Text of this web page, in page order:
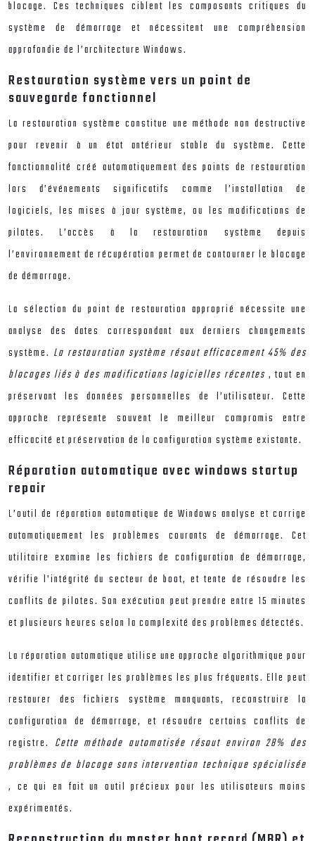
blocage. Ces techniques ciblent les composants critiques du
système de démarrage et nécessitent une compréhension
approfondie de l’architecture Windows.
Restauration système vers un point de
sauvegarde fonctionnel
La restauration système constitue une méthode non destructive
pour revenir à un état antérieur stable du système. Cette
fonctionnalité créé automatiquement des points de restauration
lors d’événements significatifs comme l’installation de
logiciels, les mises à jour système, ou les modifications de
pilotes. L’accès à la restauration système depuis
l’environnement de récupération permet de contourner le blocage
de démarrage.
La sélection du point de restauration approprié nécessite une
analyse des dates correspondant aux derniers changements
système. La restauration système résout efficacement 45% des
blocages liés à des modifications logicielles récentes , tout en
préservant les données personnelles de l’utilisateur. Cette
approche représente souvent le meilleur compromis entre
efficacité et préservation de la configuration système existante.
Réparation automatique avec windows startup
repair
L’outil de réparation automatique de Windows analyse et corrige
automatiquement les problèmes courants de démarrage. Cet
utilitaire examine les fichiers de configuration de démarrage,
vérifie l’intégrité du secteur de boot, et tente de résoudre les
conflits de pilotes. Son exécution peut prendre entre 15 minutes
et plusieurs heures selon la complexité des problèmes détectés.
La réparation automatique utilise une approche algorithmique pour
identifier et corriger les problèmes les plus fréquents. Elle peut
restaurer des fichiers système manquants, reconstruire la
configuration de démarrage, et résoudre certains conflits de
registre. Cette méthode automatisée résout environ 28% des
problèmes de blocage sans intervention technique spécialisée
, ce qui en fait un outil précieux pour les utilisateurs moins
expérimentés.